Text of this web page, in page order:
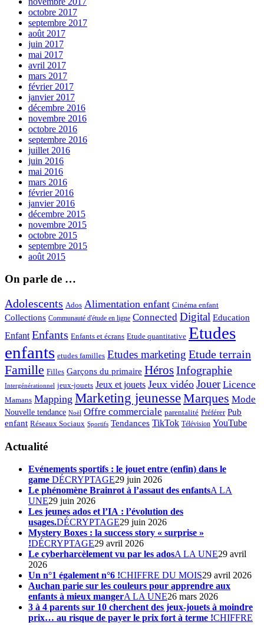
octobre 2017
septembre 2017
août 2017
juin 2017
mai 2017
avril 2017
mars 2017
février 2017
janvier 2017
décembre 2016
novembre 2016
octobre 2016
septembre 2016
juillet 2016
juin 2016
mai 2016
mars 2016
février 2016
janvier 2016
décembre 2015
novembre 2015
octobre 2015
septembre 2015
août 2015
On parle de …
Adolescents Ados Alimentation enfant Cinéma enfant
Collections Communauté d'étude en ligne Connected Digital Education
Enfant Enfants Enfants et écrans Etude quantitative Etudes
enfants etudes familles Etudes marketing Etude terrain
Famille Filles Garçons du primaire HérosInfographie
Intergénérationnel jeux-jouets Jeux et jouets Jeux vidéo Jouer Licence
Mamans Mapping Marketing jeunesseMarques Mode
Nouvelle tendance Noël Offre commerciale parentalité Préférer Pub
enfant Réseaux Sociaux Sportifs Tendances TikTok Télévision YouTube
Actualité
Evénements sportifs : le jouet entre (enfin) dans le
game DÉCRYPTAGE29 juin 2026
Le phénomène Brainrot à l’assaut des enfantsA LA
UNE29 juin 2026
Les jeunes ados et l’IA : l’évolution des
usages.DÉCRYPTAGE29 juin 2026
Mystery Boxes : la success story « surprise »
!DÉCRYPTAGE29 avril 2026
Le cyberharcèlement vu par les adosA LA UNE29 avril
2026
Un n°1 également n°6 !CHIFFRE DU MOIS29 avril 2026
Auchan parie sur les couleurs pour apprendre aux
enfants à mieux mangerA LA UNE26 mars 2026
3 à 4 parents sur 10 cherchent des jeux-jouets à moindre
prix… au risque de payer le prix fort à terme !CHIFFRE